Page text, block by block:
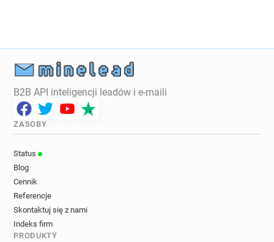
B2B API inteligencji leadów i e-maili
ZASOBY
Status
Blog
Cennik
Referencje
Skontaktuj się z nami
Indeks firm
PRODUKTY